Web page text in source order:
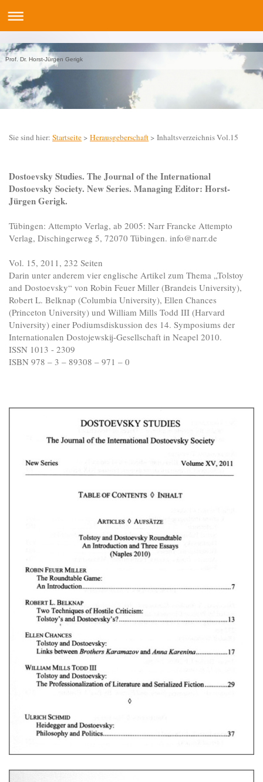
Prof. Dr. Horst-Jürgen Gerigk
Sie sind hier: Startseite > Herausgeberschaft > Inhaltsverzeichnis Vol.15
Dostoevsky Studies. The Journal of the International
Dostoevsky Society. New Series. Managing Editor: Horst-
Jürgen Gerigk.
Tübingen: Attempto Verlag, ab 2005: Narr Francke Attempto
Verlag, Dischingerweg 5, 72070 Tübingen. info@narr.de
Vol. 15, 2011, 232 Seiten
Darin unter anderem vier englische Artikel zum Thema „Tolstoy
and Dostoevsky“ von Robin Feuer Miller (Brandeis University),
Robert L. Belknap (Columbia University), Ellen Chances
(Princeton University) und William Mills Todd III (Harvard
University) einer Podiumsdiskussion des 14. Symposiums der
Internationalen Dostojewskij-Gesellschaft in Neapel 2010.
ISSN 1013 - 2309
ISBN 978 – 3 – 89308 – 971 – 0